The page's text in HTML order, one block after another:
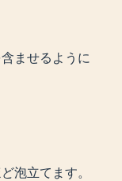
ませるように
泡立てます。